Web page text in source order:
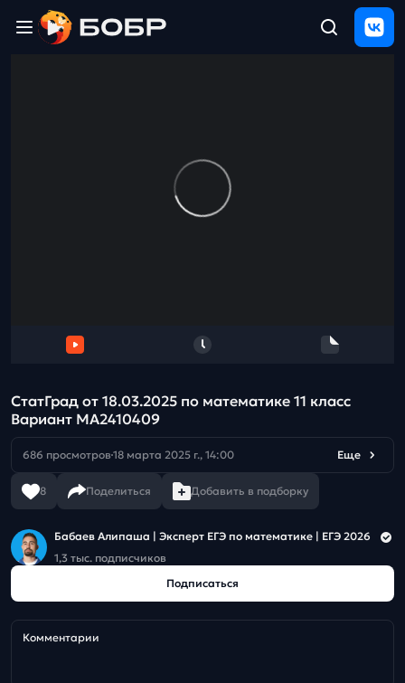
СтатГрад от 18.03.2025 по математике 11 класс
Вариант МА2410409
686 просмотров 18 марта 2025 г., 14:00 Еще
8 Поделиться Добавить в подборку
Бабаев Алипаша | Эксперт ЕГЭ по математике | ЕГЭ 2026
1,3 тыс. подписчиков
Подписаться
Комментарии